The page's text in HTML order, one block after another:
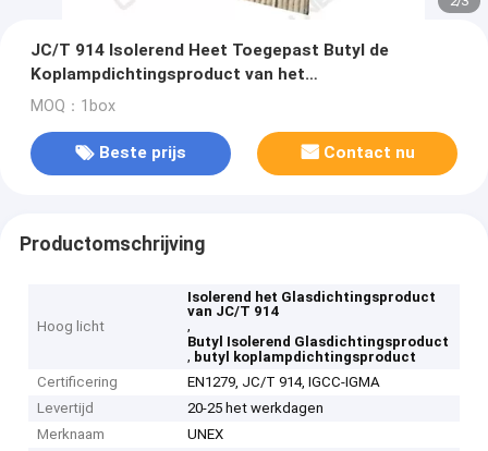
JC/T 914 Isolerend Heet Toegepast Butyl de
Koplampdichtingsproduct van het
Glasdichtingsproduct
MOQ：1box
Beste prijs Contact nu
Productomschrijving
Hoog licht
Isolerend het Glasdichtingsproduct
van JC/T 914
,
Butyl Isolerend Glasdichtingsproduct
, butyl koplampdichtingsproduct
Certificering
EN1279, JC/T 914, IGCC-IGMA
Levertijd
20-25 het werkdagen
Merknaam
UNEX